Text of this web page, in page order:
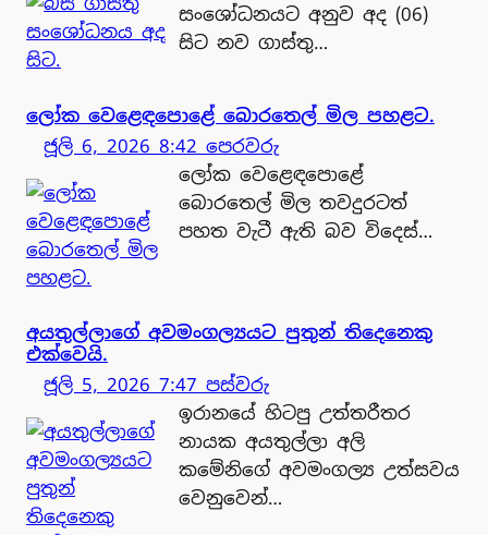
සංශෝධනයට අනුව අද (06)
සිට නව ගාස්තු…
ලෝක වෙළෙඳපොළේ බොරතෙල් මිල පහළට.
ජූලි 6, 2026 8:42 පෙරවරු
ලෝක වෙළෙඳපොළේ
බොරතෙල් මිල තවදුරටත්
පහත වැටී ඇති බව විදෙස්…
අයතුල්ලාගේ අවමංගල්‍යයට පුතුන් තිදෙනෙකු
එක්වෙයි.
ජූලි 5, 2026 7:47 පස්වරු
ඉරානයේ හිටපු උත්තරීතර
නායක අයතුල්ලා අලි
කමේනිගේ අවමංගල්‍ය උත්සවය
වෙනුවෙන්…